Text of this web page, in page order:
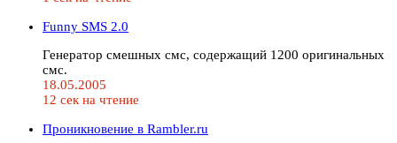
Funny SMS 2.0
Генератор смешных смс, содержащий 1200 оригинальных
смс.
18.05.2005
12 сек на чтение
Проникновение в Rambler.ru